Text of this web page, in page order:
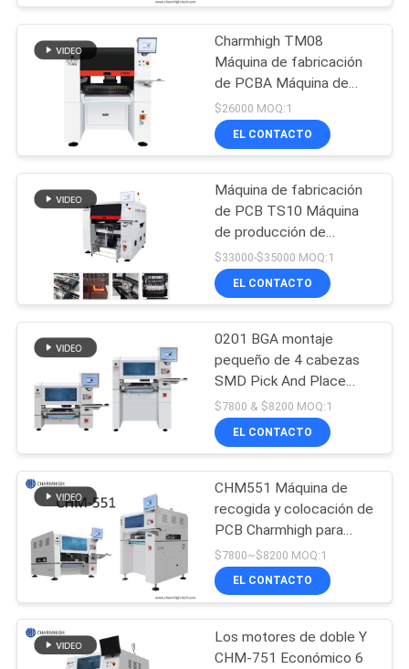
NOTICIAS
SHOPPING
LINE
SITIO
POLÍTICA
PRIVACIDAD
SMT
Alimentador de SMT
21
Pequeña máquina
de SMT
selección del smd y
máquina del lugar
Charmhigh TM08
Máquina de fabricación
de PCBA Máquina de
recogida y colocación
SMT 8 cabezas 80
alimentadores
$26000 MOQ:1
EL CONTACTO
Máquina de fabricación
de PCB TS10 Máquina
de producción de
electrónica de alta
velocidad
$33000-$35000 MOQ:1
EL CONTACTO
0201 BGA montaje
pequeño de 4 cabezas
SMD Pick And Place
Machine CHM-551
CPK≥1.0
$7800 & $8200 MOQ:1
EL CONTACTO
CHM551 Máquina de
recogida y colocación de
PCB Charmhigh para
0201 / QFN / BGA
$7800~$8200 MOQ:1
EL CONTACTO
Los motores de doble Y
CHM-751 Económico 6